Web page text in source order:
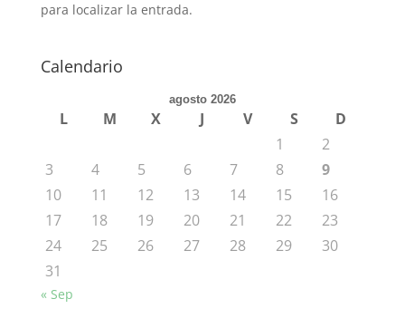
para localizar la entrada.
Calendario
agosto 2026
L M X J V S
D
1
2
3
4 5 6 7 8
9
10
11 12 13 14 15
16
17
18 19 20 21 22
23
24
25 26 27 28 29
30
31
« Sep